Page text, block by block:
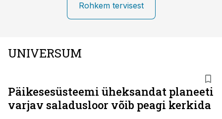
Rohkem tervisest
UNIVERSUM
Päikesesüsteemi üheksandat planeeti
varjav saladusloor võib peagi kerkida